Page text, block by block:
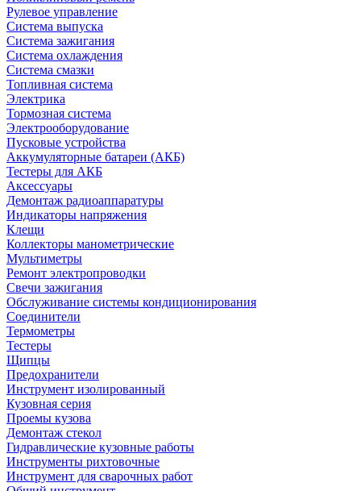
Рулевое управление
Система выпуска
Система зажигания
Система охлаждения
Система смазки
Топливная система
Электрика
Тормозная система
Электрооборудование
Пусковые устройства
Аккумуляторные батареи (АКБ)
Тестеры для АКБ
Аксессуары
Демонтаж радиоаппаратуры
Индикаторы напряжения
Клещи
Коллекторы манометрические
Мультиметры
Ремонт электропроводки
Свечи зажигания
Обслуживание системы кондиционирования
Соединители
Термометры
Тестеры
Щипцы
Предохранители
Инструмент изолированный
Кузовная серия
Проемы кузова
Демонтаж стекол
Гидравлические кузовные работы
Инструменты рихтовочные
Инструмент для сварочных работ